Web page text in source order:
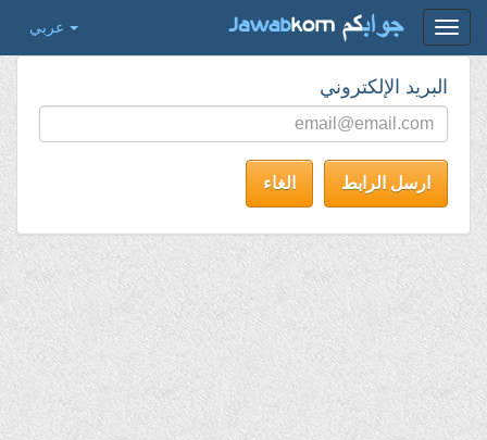
عربي
البريد الإلكتروني
ارسل الرابط الغاء